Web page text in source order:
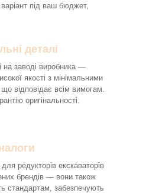
під ваш бюджет,
деталі
на заводі виробника —
якості з мінімальними
відповідає всім вимогам.
оригінальності.
редукторів екскаваторів
брендів — вони також
стандартам, забезпечують